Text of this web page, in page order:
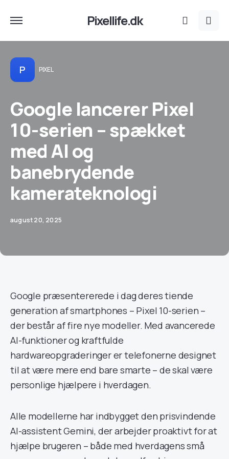
Pixellife.dk
P PIXEL
Google lancerer Pixel
10-serien – spækket
med AI og
banebrydende
kamerateknologi
august 20, 2025
Google præsentererede i dag deres tiende
generation af smartphones – Pixel 10-serien –
der består af fire nye modeller. Med avancerede
AI-funktioner og kraftfulde
hardwareopgraderinger er telefonerne designet
til at være mere end bare smarte – de skal være
personlige hjælpere i hverdagen.
Alle modellerne har indbygget den prisvindende
AI-assistent Gemini, der arbejder proaktivt for at
hjælpe brugeren – både med hverdagens små